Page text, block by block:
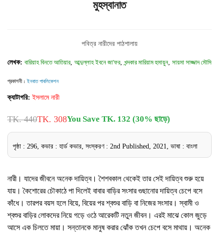
মুহস্বানাত
পবিত্র নারীদের পাঠশালায়
লেখক: বারিয়াহ বিনতে আতিয়ার, আব্দুল্লাহ ইবনে জা'ফর,খন্দকার মারিয়াম হুমায়ুন, সায়মা সাজ্জাদ মৌসি
প্রকাশনী : ইনবাত পাবলিকেশন
ক্যাটাগরি: ইসলামে নারী
TK. 440TK. 308You Save TK. 132 (30% ছাড়ে)
পৃষ্ঠা : 296, কভার : হার্ড কভার, সংস্করণ : 2nd Published, 2021, ভাষা : বাংলা
নারী। যাদের জীবনে অনেক দায়িত্ব। শৈশবকাল থেকেই তার সেই দায়িত্ব শুরু হয়ে
যায়। কৈশোরের চৌকাঠে পা দিলেই বাবার বাড়ির সংসার গুছানোর দায়িত্ব চেপে বসে
কাঁধে। তারপর বয়স হলে বিয়ে, বিয়ের পর শ্বশুর বাড়ি বা নিজের সংসার। স্বামী ও
শ্বশুর বাড়ির লোকদের নিয়ে গড়ে ওঠে আরেকটি নতুন জীবন। এরই মাঝে কোল জুড়ে
আসে এক চিলতে মায়া। সন্তানকে মানুষ করার ঝোঁক তখন চেপে বসে মাথায়। অনেক